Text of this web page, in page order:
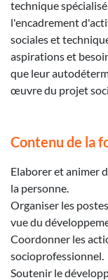
technique
l'encadrement
sociales et
aspirations et
que leur
œuvre du projet
Contenu de la
Elaborer et animer
la personne.
Organiser les
vue du
Coordonner les
socioprofessionnel.
Soutenir le